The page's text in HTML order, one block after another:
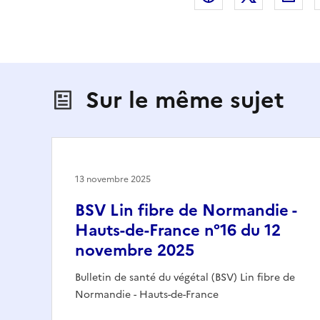
Sur le même sujet
BSV Lin fibre de Normandie -
Hauts-de-France n°16 du 12
novembre 2025
Bulletin de santé du végétal (BSV) Lin fibre de
Normandie - Hauts-de-France
13 novembre 2025